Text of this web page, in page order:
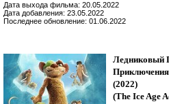
Дата выхода фильма: 20.05.2022
Дата добавления: 23.05.2022
Последнее обновление: 01.06.2022
Ледниковый
(2022)
(The Ice Age